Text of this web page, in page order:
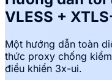
VLESS +
Một hướng dẫn toàn
thức proxy chống
điều khiển 3x-ui.